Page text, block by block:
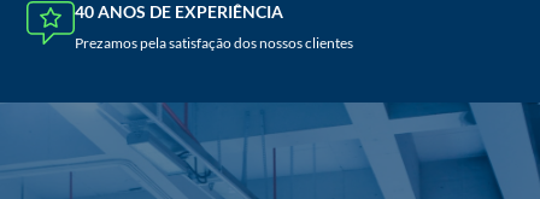
40 ANOS DE EXPERIÊNCIA
Prezamos pela satisfação dos nossos clientes